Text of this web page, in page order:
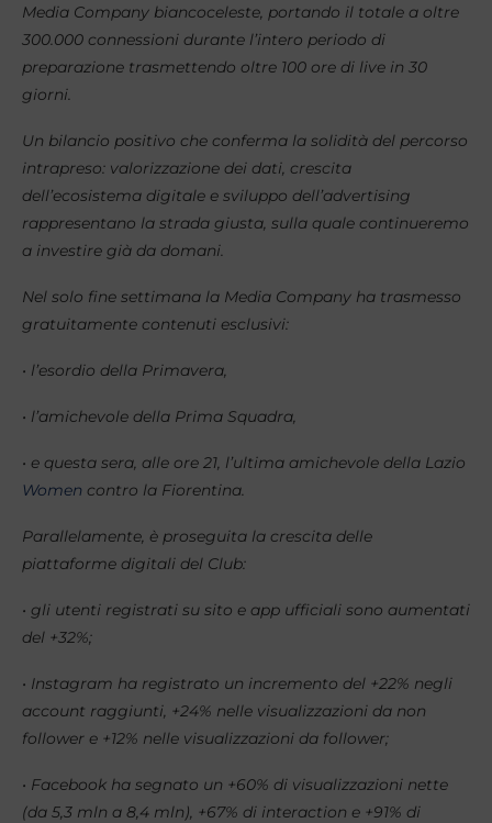
Media Company biancoceleste, portando il totale a oltre
300.000 connessioni durante l’intero periodo di
preparazione trasmettendo oltre 100 ore di live in 30
giorni.
Un bilancio positivo che conferma la solidità del percorso
intrapreso: valorizzazione dei dati, crescita
dell’ecosistema digitale e sviluppo dell’advertising
rappresentano la strada giusta, sulla quale continueremo
a investire già da domani.
Nel solo fine settimana la Media Company ha trasmesso
gratuitamente contenuti esclusivi:
• l’esordio della Primavera,
• l’amichevole della Prima Squadra,
• e questa sera, alle ore 21, l’ultima amichevole della Lazio
Women contro la Fiorentina.
Parallelamente, è proseguita la crescita delle
piattaforme digitali del Club:
• gli utenti registrati su sito e app ufficiali sono aumentati
del +32%;
• Instagram ha registrato un incremento del +22% negli
account raggiunti, +24% nelle visualizzazioni da non
follower e +12% nelle visualizzazioni da follower;
• Facebook ha segnato un +60% di visualizzazioni nette
(da 5,3 mln a 8,4 mln), +67% di interaction e +91% di